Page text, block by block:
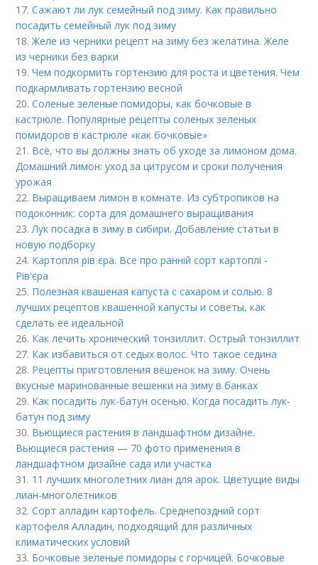
17.Сажают ли лук семейный под зиму. Как правильно
посадить семейный лук под зиму
18.Желе из черники рецепт на зиму без желатина. Желе
из черники без варки
19.Чем подкормить гортензию для роста и цветения. Чем
подкармливать гортензию весной
20.Соленые зеленые помидоры, как бочковые в
кастрюле. Популярные рецепты соленых зеленых
помидоров в кастрюле «как бочковые»
21. Всё, что вы должны знать об уходе за лимоном дома.
Домашний лимон: уход за цитрусом и сроки получения
урожая
22. Выращиваем лимон в комнате. Из субтропиков на
подоконник: сорта для домашнего выращивания
23.Лук посадка в зиму в сибири. Добавление статьи в
новую подборку
24. Картопля рів єра. Все про ранній сорт картоплі -
Рів'єра
25. Полезная квашеная капуста с сахаром и солью. 8
лучших рецептов квашенной капусты и советы, как
сделать ее идеальной
26. Как лечить хронический тонзиллит. Острый тонзиллит
27. Как избавиться от седых волос. Что такое седина
28. Рецепты приготовления вёшенок на зиму. Очень
вкусные маринованные вешенки на зиму в банках
29. Как посадить лук-батун осенью. Когда посадить лук-
батун под зиму
30. Вьющиеся растения в ландшафтном дизайне.
Вьющиеся растения — 70 фото применения в
ландшафтном дизайне сада или участка
31. 11 лучших многолетних лиан для арок. Цветущие виды
лиан-многолетников
32.Сорт алладин картофель. Среднепоздний сорт
картофеля Алладин, подходящий для различных
климатических условий
33. Бочковые зеленые помидоры с горчицей. Бочковые